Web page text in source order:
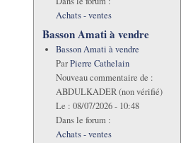
Achats - ventes
Basson Amati à vendre
Basson Amati à vendre
ParPierre Cathelain
Nouveau commentaire de :
ABDULKADER (non vérifié)
Le : 08/07/2026 - 10:48
Dans le forum :
Achats - ventes